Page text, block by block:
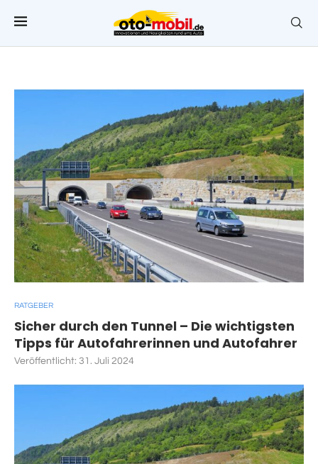
RATGEBER
Sicher durch den Tunnel – Die wichtigsten
Tipps für Autofahrerinnen und Autofahrer
Veröffentlicht: 31. Juli 2024